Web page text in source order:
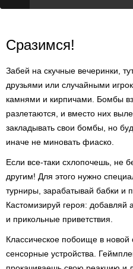
Сразимся!
Забей на скучные вечеринки,
друзьями или случайными
камнями и кирпичами. Бомбы
разлетаются, и вместо них
закладывать свои бомбы, но
иначе не миновать фиаско.
Если все-таки схлопочешь, не
другим! Для этого нужно
турниры, зарабатывай бабки и
Кастомизируй героя:
и прикольные приветствия.
Классическое побоище в новой
сенсорные устройства.